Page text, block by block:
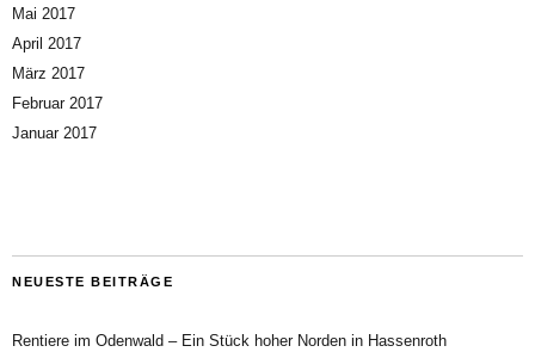
Mai 2017
April 2017
März 2017
Februar 2017
Januar 2017
NEUESTE BEITRÄGE
Rentiere im Odenwald – Ein Stück hoher Norden in Hassenroth